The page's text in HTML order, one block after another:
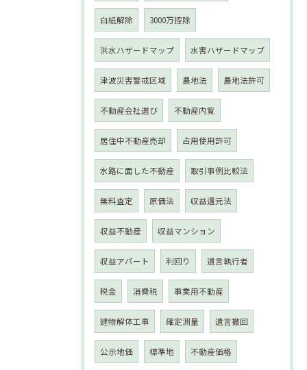
白紙解除 3000万控除
洪水ハザードマップ 水害ハザードマップ
津波災害警戒区域 農地法 農地法許可
不動産会社選び 不動産内覧
居住中不動産売却 占用使用許可
水路に面した不動産 取引事例比較法
無料査定 原価法 収益還元法
収益不動産 収益マンション
収益アパート 利回り 遺言執行者
税金 消費税 事業用不動産
建物解体工事 確定測量 遺言撤回
公示地価 標準地 不動産価格